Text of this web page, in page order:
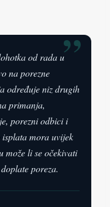
”
od rada u
na porezne
određuje niz drugih
primanja,
porezni odbici i
mora uvijek
može li se očekivati
poreza.